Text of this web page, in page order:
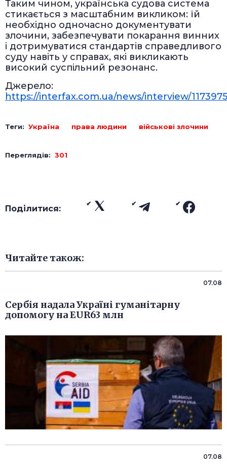
Таким чином, українська судова система
стикається з масштабним викликом: їй
необхідно одночасно документувати
злочини, забезпечувати покарання винних
і дотримуватися стандартів справедливого
суду навіть у справах, які викликають
високий суспільний резонанс.
Джерело:
https://interfax.com.ua/news/interview/
Теги: Україна права людини військові злочини
Переглядів: 301
Поділитися:
Читайте також:
07.08
Сербія надала Україні гуманітарну
допомогу на EUR63 млн
07.08